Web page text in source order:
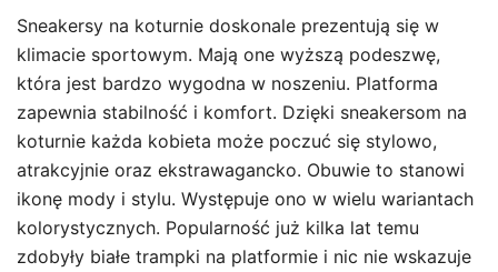
Sneakersy na koturnie doskonale prezentują się w
klimacie sportowym. Mają one wyższą podeszwę,
która jest bardzo wygodna w noszeniu. Platforma
zapewnia stabilność i komfort. Dzięki sneakersom na
koturnie każda kobieta może poczuć się stylowo,
atrakcyjnie oraz ekstrawagancko. Obuwie to stanowi
ikonę mody i stylu. Występuje ono w wielu wariantach
kolorystycznych. Popularność już kilka lat temu
zdobyły białe trampki na platformie i nic nie wskazuje